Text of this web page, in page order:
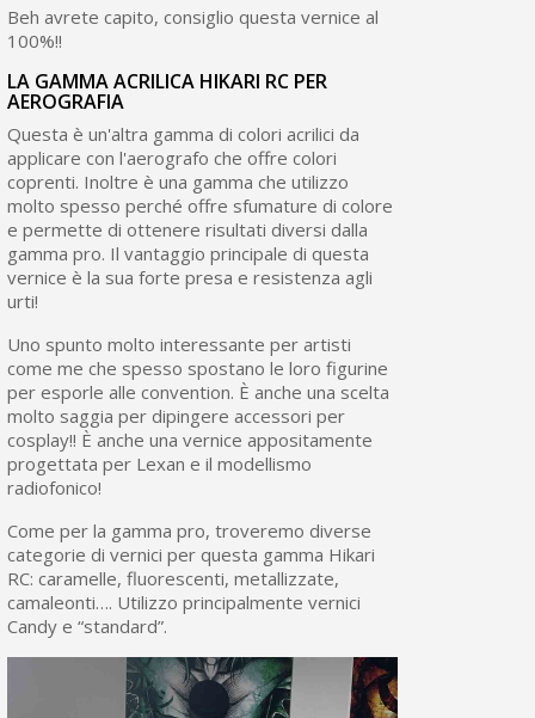
Beh avrete capito, consiglio questa vernice al
100%!!
LA GAMMA ACRILICA HIKARI RC PER
AEROGRAFIA
Questa è un'altra gamma di colori acrilici da
applicare con l'aerografo che offre colori
coprenti. Inoltre è una gamma che utilizzo
molto spesso perché offre sfumature di colore
e permette di ottenere risultati diversi dalla
gamma pro. Il vantaggio principale di questa
vernice è la sua forte presa e resistenza agli
urti!
Uno spunto molto interessante per artisti
come me che spesso spostano le loro figurine
per esporle alle convention. È anche una scelta
molto saggia per dipingere accessori per
cosplay!! È anche una vernice appositamente
progettata per Lexan e il modellismo
radiofonico!
Come per la gamma pro, troveremo diverse
categorie di vernici per questa gamma Hikari
RC: caramelle, fluorescenti, metallizzate,
camaleonti…. Utilizzo principalmente vernici
Candy e “standard”.